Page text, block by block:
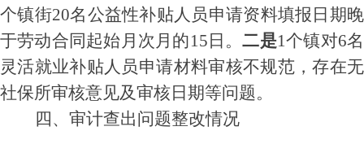
个镇街20名公益性补贴人员申请资料填报日期晚
于劳动合同起始月次月的15日。二是1个镇对6名
灵活就业补贴人员申请材料审核不规范，存在无
社保所审核意见及审核日期等问题。
四、审计查出问题整改情况